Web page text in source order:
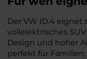
Der VW ID.4 eignet
vollelektrisches
Design und hoher
perfekt für